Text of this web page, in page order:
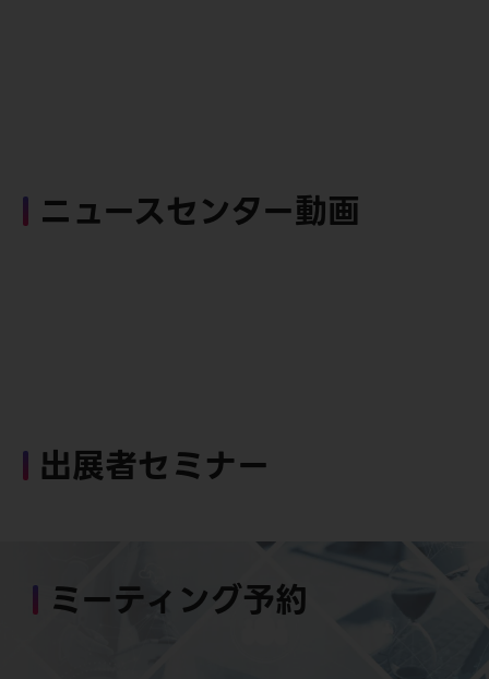
ニュースセンター動画
出展者セミナー
ミーティング予約